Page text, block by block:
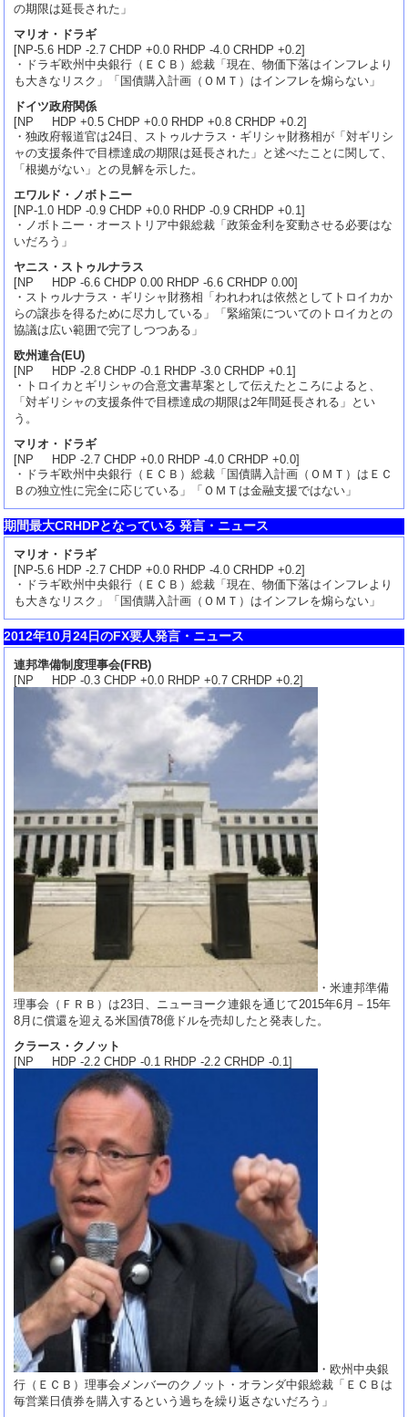
の期限は延長された」
マリオ・ドラギ
[NP-5.6 HDP -2.7 CHDP +0.0 RHDP -4.0 CRHDP +0.2]
・ドラギ欧州中央銀行（ＥＣＢ）総裁「現在、物価下落はインフレより
も大きなリスク」「国債購入計画（ＯＭＴ）はインフレを煽らない」
ドイツ政府関係
[NP HDP +0.5 CHDP +0.0 RHDP +0.8 CRHDP +0.2]
・独政府報道官は24日、ストゥルナラス・ギリシャ財務相が「対ギリシ
ャの支援条件で目標達成の期限は延長された」と述べたことに関して、
「根拠がない」との見解を示した。
エワルド・ノボトニー
[NP-1.0 HDP -0.9 CHDP +0.0 RHDP -0.9 CRHDP +0.1]
・ノボトニー・オーストリア中銀総裁「政策金利を変動させる必要はな
いだろう」
ヤニス・ストゥルナラス
[NP HDP -6.6 CHDP 0.00 RHDP -6.6 CRHDP 0.00]
・ストゥルナラス・ギリシャ財務相「われわれは依然としてトロイカか
らの譲歩を得るために尽力している」「緊縮策についてのトロイカとの
協議は広い範囲で完了しつつある」
欧州連合(EU)
[NP HDP -2.8 CHDP -0.1 RHDP -3.0 CRHDP +0.1]
・トロイカとギリシャの合意文書草案として伝えたところによると、
「対ギリシャの支援条件で目標達成の期限は2年間延長される」とい
う。
マリオ・ドラギ
[NP HDP -2.7 CHDP +0.0 RHDP -4.0 CRHDP +0.0]
・ドラギ欧州中央銀行（ＥＣＢ）総裁「国債購入計画（ＯＭＴ）はＥＣ
Ｂの独立性に完全に応じている」「ＯＭＴは金融支援ではない」
期間最大CRHDPとなっている 発言・ニュース
マリオ・ドラギ
[NP-5.6 HDP -2.7 CHDP +0.0 RHDP -4.0 CRHDP +0.2]
・ドラギ欧州中央銀行（ＥＣＢ）総裁「現在、物価下落はインフレより
も大きなリスク」「国債購入計画（ＯＭＴ）はインフレを煽らない」
2012年10月24日のFX要人発言・ニュース
連邦準備制度理事会(FRB)
[NP HDP -0.3 CHDP +0.0 RHDP +0.7 CRHDP +0.2]
・米連邦準備
理事会（ＦＲＢ）は23日、ニューヨーク連銀を通じて2015年6月－15年
8月に償還を迎える米国債78億ドルを売却したと発表した。
クラース・クノット
[NP HDP -2.2 CHDP -0.1 RHDP -2.2 CRHDP -0.1]
・欧州中央銀
行（ＥＣＢ）理事会メンバーのクノット・オランダ中銀総裁「ＥＣＢは
毎営業日債券を購入するという過ちを繰り返さないだろう」